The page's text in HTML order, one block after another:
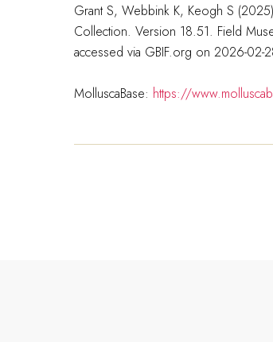
Grant S, Webbink K, Keogh S
Collection. Version 18.51. Field
accessed via GBIF.org on 2026-
MolluscaBase: https://